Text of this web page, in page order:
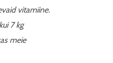
vitamiine.
7 kg
meie